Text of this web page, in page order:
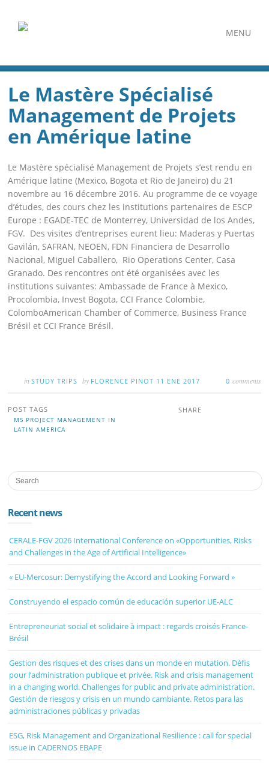
MENU
Le Mastère Spécialisé
Management de Projets
en Amérique latine
Le Mastère spécialisé Management de Projets s’est rendu en
Amérique latine (Mexico, Bogota et Rio de Janeiro) du 21
novembre au 16 décembre 2016. Au programme de ce voyage
d’études, des cours chez les institutions partenaires de ESCP
Europe : EGADE-TEC de Monterrey, Universidad de los Andes,
FGV. Des visites d’entreprises eurent lieu: Maderas y Puertas
Gavilán, SAFRAN, NEOEN, FDN Financiera de Desarrollo
Nacional, Miguel Caballero, Rio Operations Center, Casa
Granado. Des rencontres ont été organisées avec les
institutions suivantes: Ambassade de France à Mexico,
Procolombia, Invest Bogota, CCI France Colombie,
ColomboAmerican Chamber of Commerce, Business France
Brésil et CCI France Brésil.
inSTUDY TRIPS by FLORENCE PINOT 11 ENE 2017 0 comments
SHARE
POST TAGS
MS PROJECT MANAGEMENT IN
LATIN AMERICA
Recent news
CERALE-FGV 2026 International Conference on «Opportunities, Risks
and Challenges in the Age of Artificial Intelligence»
« EU-Mercosur: Demystifying the Accord and Looking Forward »
Construyendo el espacio común de educación superior UE-ALC
Entrepreneuriat social et solidaire à impact : regards croisés France-
Brésil
Gestion des risques et des crises dans un monde en mutation. Défis
pour l’administration publique et privée. Risk and crisis management
in a changing world. Challenges for public and private administration.
Gestión de riesgos y crisis en un mundo cambiante. Retos para las
administraciones públicas y privadas
ESG, Risk Management and Organizational Resilience : call for special
issue in CADERNOS EBAPE